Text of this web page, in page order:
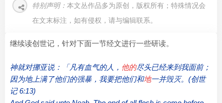
特别声明： 本文丛作品多为原创，版权所有；特殊情况会
在文末标注，如有侵权，请与编辑联系。
继续读创世记，针对下面一节经文进行一些研读。
神就对挪亚说：「凡有血气的人， 他的尽头已经来到我面前；
因为地上满了他们的强暴，我要把他们和地一并毁灭。(创世
记 6:13)